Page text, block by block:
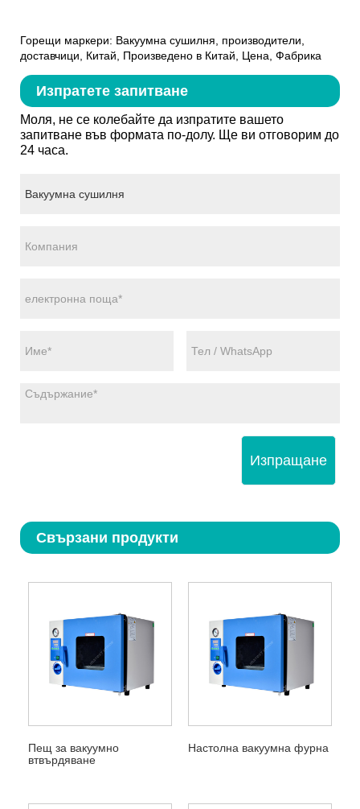
Горещи маркери: Вакуумна сушилня, производители,
доставчици, Китай, Произведено в Китай, Цена, Фабрика
Изпратете запитване
Моля, не се колебайте да изпратите вашето
запитване във формата по-долу. Ще ви отговорим до
24 часа.
Изпращане
Свързани продукти
Пещ за вакуумно
втвърдяване
Настолна вакуумна фурна